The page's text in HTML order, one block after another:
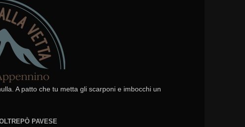
A patto che tu metta gli scarponi e imbocchi un
PAVESE